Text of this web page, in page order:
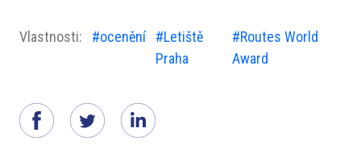
Vlastnosti: #ocenění
#Letiště
Praha
#Routes World
Award